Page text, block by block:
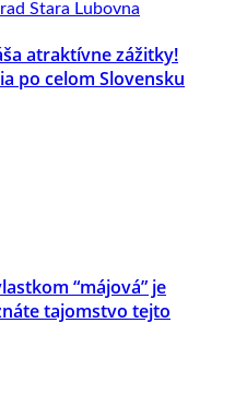
atraktívne zážitky!
po celom Slovensku
“májová” je
tajomstvo tejto